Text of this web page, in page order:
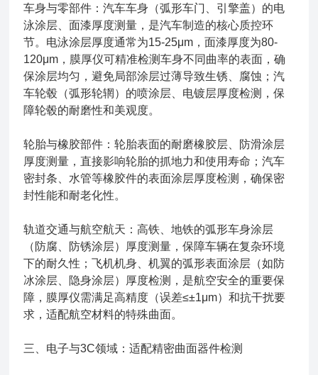
车身与零部件：汽车车身（弧形车门、引擎盖）的电
泳涂层、面漆厚度测量，是汽车制造的核心质控环
节。电泳涂层厚度通常为15-25μm，面漆厚度为80-
120μm，膜厚仪可精准检测车身不同曲率的表面，确
保涂层均匀，避免局部涂层过薄导致生锈、腐蚀；汽
车轮毂（弧形轮辋）的喷涂层、电镀层厚度检测，保
障轮毂的耐磨性和美观度。
轮胎与橡胶部件：轮胎表面的耐磨橡胶层、防滑涂层
厚度测量，直接影响轮胎的抓地力和使用寿命；汽车
密封条、水管等橡胶件的表面涂层厚度检测，确保密
封性能和耐老化性。
轨道交通与航空航天：高铁、地铁的弧形车身涂层
（防腐、防锈涂层）厚度测量，保障车辆在复杂环境
下的耐久性；飞机机身、机翼的弧形表面涂层（如防
冰涂层、隐身涂层）厚度检测，是航空安全的重要保
障，膜厚仪需满足高精度（误差≤±1μm）和抗干扰要
求，适配航空材料的特殊曲面。
三、电子与3C领域：适配精密曲面器件检测